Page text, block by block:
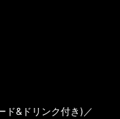
ド&ドリンク付き)